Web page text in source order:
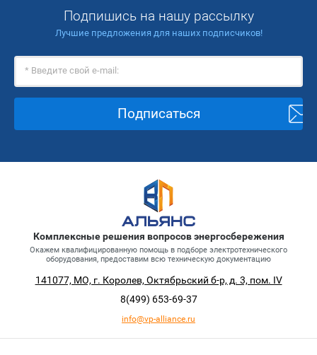
Подпишись на нашу рассылку
Лучшие предложения для наших подписчиков!
Подписаться
Комплексные решения вопросов энергосбережения
Окажем квалифицированную помощь в подборе электротехнического
оборудования, предоставим всю техническую документацию
141077, МО, г. Королев, Октябрьский б-р, д. 3, пом. IV
8(499) 653-69-37
info@vp-alliance.ru